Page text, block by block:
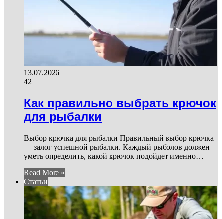
13.07.2026
42
Как правильно выбрать крючок
для рыбалки
Выбор крючка для рыбалки Правильный выбор крючка
— залог успешной рыбалки. Каждый рыболов должен
уметь определить, какой крючок подойдет именно…
Read More »
Статьи